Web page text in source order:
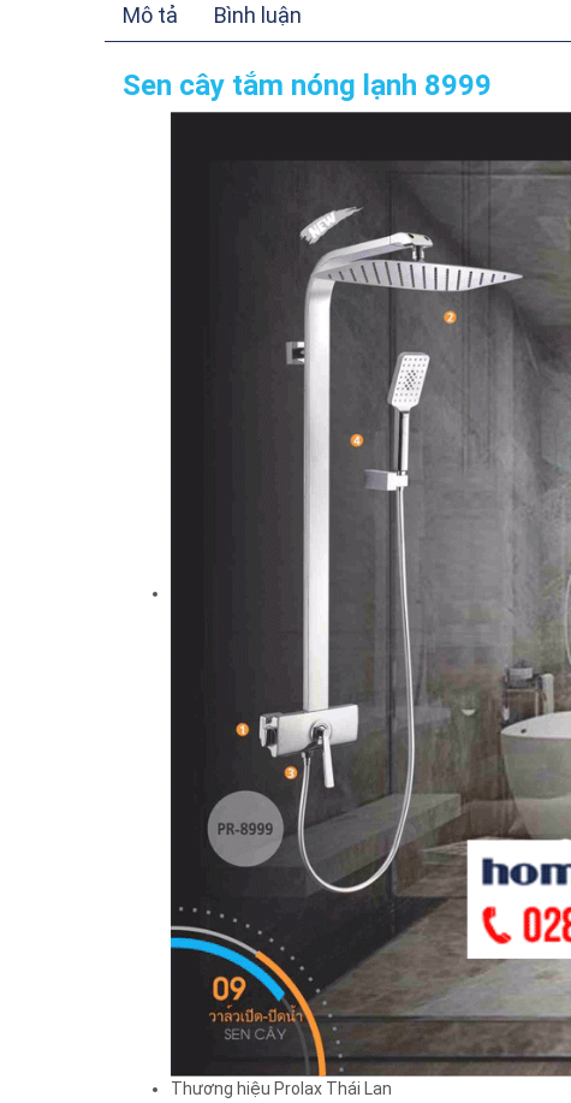
Mô tả Bình luận
Sen cây tắm nóng lạnh 8999
Thương hiệu Prolax Thái Lan